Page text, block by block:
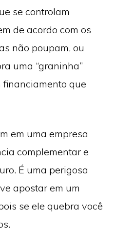
se controlam
de acordo com os
não poupam, ou
uma “graninha”
que
em uma empresa
complementar e
É uma perigosa
apostar em um
se ele quebra você